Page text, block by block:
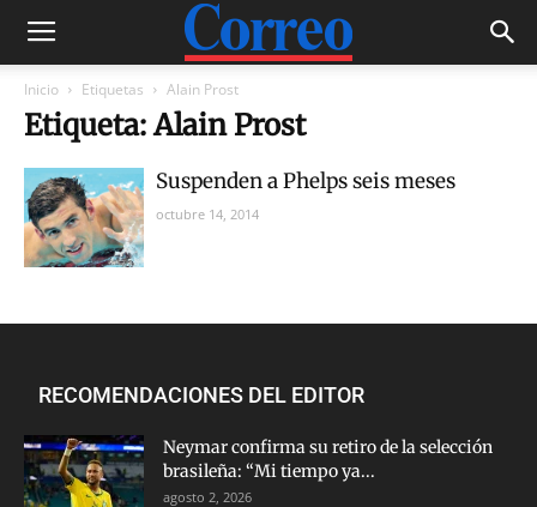
Inicio Etiquetas Alain Prost
Etiqueta: Alain Prost
Suspenden a Phelps seis meses
octubre 14, 2014
RECOMENDACIONES DEL EDITOR
Neymar confirma su retiro de la selección
brasileña: “Mi tiempo ya...
agosto 2, 2026